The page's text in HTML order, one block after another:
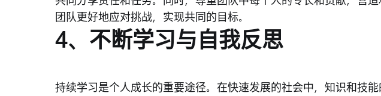
团队更好地应对挑战，实现共同的目标。
4、不断学习与自我反思
持续学习是个人成长的重要途径。在快速发展的社会中，知识和技